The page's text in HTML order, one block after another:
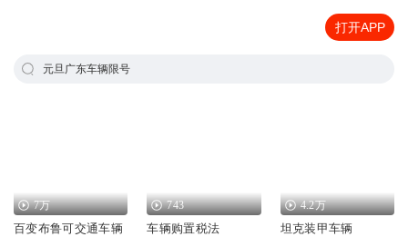
打开APP
元旦广东车辆限号
7万
百变布鲁可交通车辆
743
车辆购置税法
4.2万
坦克装甲车辆